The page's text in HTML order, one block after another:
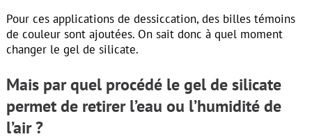
Pour ces applications de dessiccation, des billes témoins
de couleur sont ajoutées. On sait donc à quel moment
changer le gel de silicate.
Mais par quel procédé le gel de silicate
permet de retirer l’eau ou l’humidité de
l’air ?